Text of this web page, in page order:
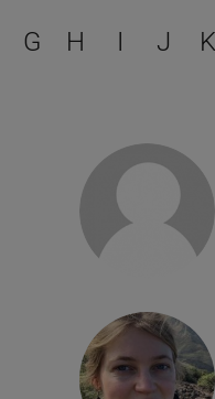
G H I J K